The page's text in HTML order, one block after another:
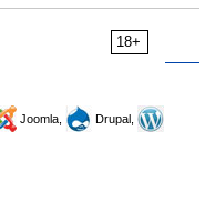
18+
Joomla,
Drupal,